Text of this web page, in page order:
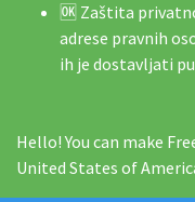
🆗 Zaštita
adrese pravnih
ih je dostavljati
Hello! You can make
United States of